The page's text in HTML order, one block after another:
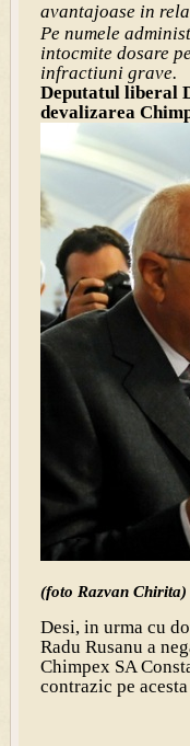
avantajoase in
Pe numele
intocmite dosare
infractiuni grave.
Deputatul liberal
devalizarea
(foto Razvan Chirita)
Desi, in urma cu
Radu Rusanu a
Chimpex SA
contrazic pe